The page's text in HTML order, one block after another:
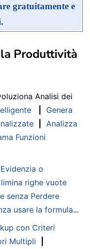
gratuitamente e
Produttività
Analisi dei
Genera
Analizza
Funzioni
o
righe vuote
senza Perdere
usare la formula...
con Criteri
Multipli